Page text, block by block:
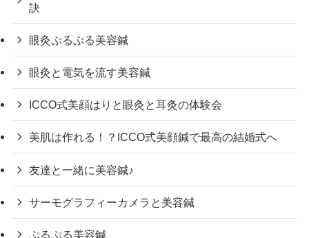
訣
眼灸ぷるぷる美容鍼
眼灸と電気を流す美容鍼
ICCO式美顔はりと眼灸と耳灸の体験会
美肌は作れる！？ICCO式美顔鍼で最高の結婚式へ
友達と一緒に美容鍼♪
サーモグラフィーカメラと美容鍼
ぷるぷる美容鍼